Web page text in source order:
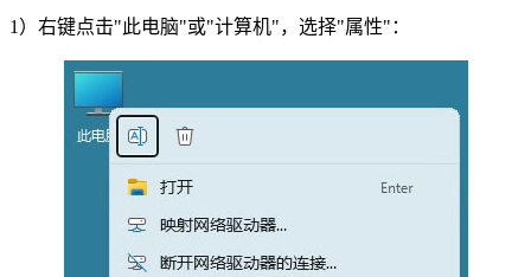
1）右键点击"此电脑"或"计算机"，选择"属性"：